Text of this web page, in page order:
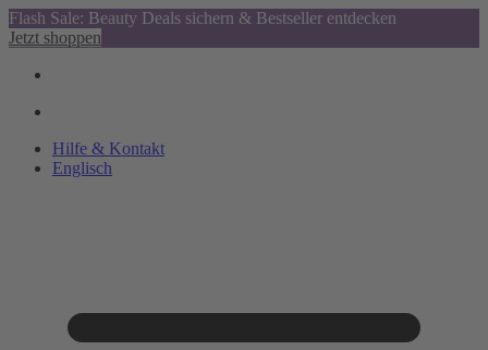
Flash Sale: Beauty Deals sichern & Bestseller entdecken
Jetzt shoppen
Hilfe & Kontakt
Englisch